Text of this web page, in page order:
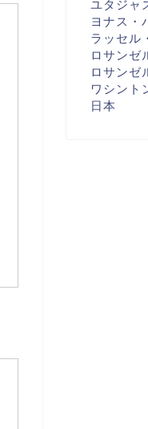
ユタジャ
ヨナス・
ラッセル
ロサンゼ
ロサンゼ
ワシント
日本